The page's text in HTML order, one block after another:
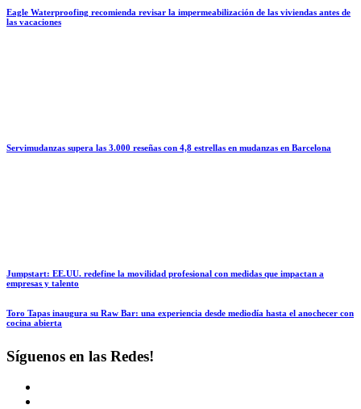
Eagle Waterproofing recomienda revisar la impermeabilización de las viviendas antes de
las vacaciones
Servimudanzas supera las 3.000 reseñas con 4,8 estrellas en mudanzas en Barcelona
Jumpstart: EE.UU. redefine la movilidad profesional con medidas que impactan a
empresas y talento
Toro Tapas inaugura su Raw Bar: una experiencia desde mediodía hasta el anochecer con
cocina abierta
Síguenos en las Redes!